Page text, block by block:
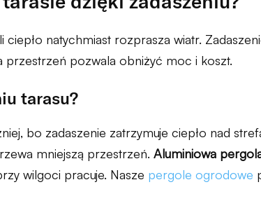
ciepło natychmiast rozprasza wiatr.
przestrzeń pozwala obniżyć moc i koszt.
tarasu?
bo zadaszenie zatrzymuje ciepło nad
mniejszą przestrzeń. Aluminiowa
wilgoci pracuje. Nasze pergole ogrodowe